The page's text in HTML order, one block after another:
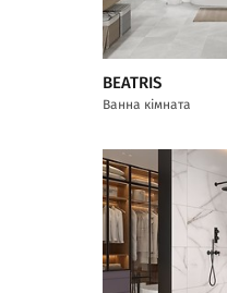
BEATRIS
Ванна кімната